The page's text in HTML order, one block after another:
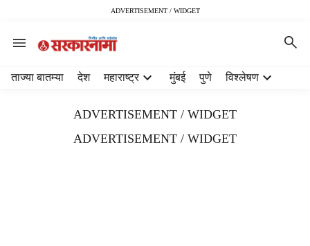
ADVERTISEMENT / WIDGET
ताज्या बातम्या देश महाराष्ट्र मुंबई पुणे विश्लेषण
ADVERTISEMENT / WIDGET
ADVERTISEMENT / WIDGET